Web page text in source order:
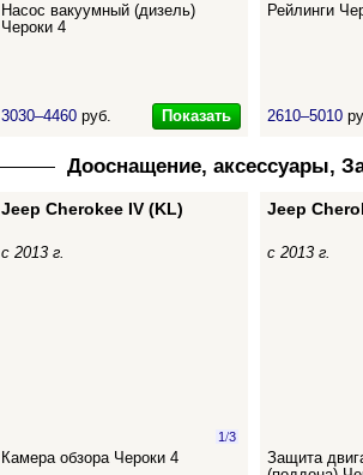
Насос вакуумный (дизель)
Чероки 4
3030–4460 руб. Показать
Рейлинги
2610–5010
Дооснащение, аксессуары,
Jeep Cherokee IV (KL)
с 2013 г.
1/3
Камера обзора Чероки 4
Jeep
с 2013 г.
Защита